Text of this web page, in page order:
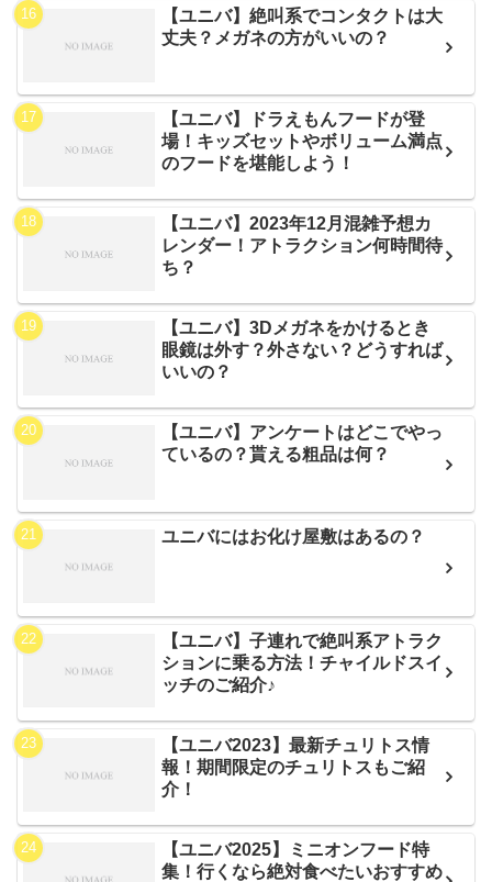
【ユニバ】絶叫系でコンタクトは大
丈夫？メガネの方がいいの？
【ユニバ】ドラえもんフードが登
場！キッズセットやボリューム満点
のフードを堪能しよう！
【ユニバ】2023年12月混雑予想カ
レンダー！アトラクション何時間待
ち？
【ユニバ】3Dメガネをかけるとき
眼鏡は外す？外さない？どうすれば
いいの？
【ユニバ】アンケートはどこでやっ
ているの？貰える粗品は何？
ユニバにはお化け屋敷はあるの？
【ユニバ】子連れで絶叫系アトラク
ションに乗る方法！チャイルドスイ
ッチのご紹介♪
【ユニバ2023】最新チュリトス情
報！期間限定のチュリトスもご紹
介！
【ユニバ2025】ミニオンフード特
集！行くなら絶対食べたいおすすめ